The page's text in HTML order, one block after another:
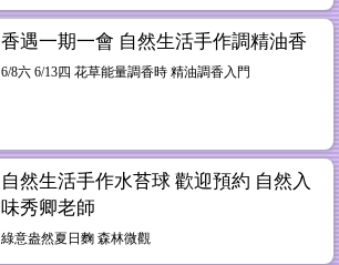
香遇一期一會 自然生活手作調精油香
6/8六 6/13四 花草能量調香時 精油調香入門
自然生活手作水苔球 歡迎預約 自然入
味秀卿老師
綠意盎然夏日麴 森林微觀